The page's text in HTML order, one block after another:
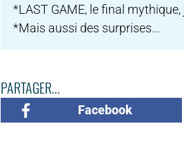
*LAST GAME, le final
*Mais aussi des surprises...
PARTAGER...
Facebook